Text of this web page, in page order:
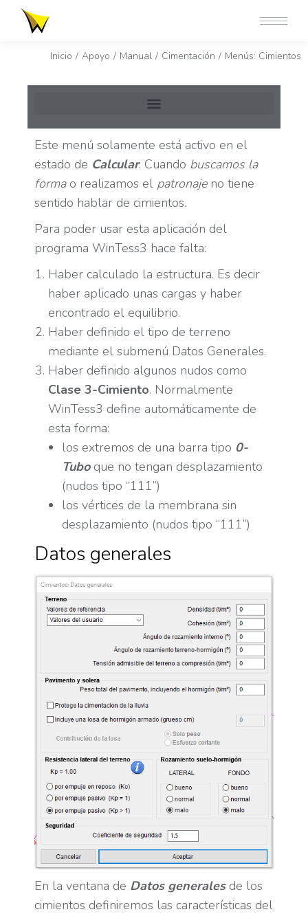
Estás aquí:
Inicio Apoyo Manual Cimentación Menús: Cimientos
Este menú solamente está activo en el
estado de Calcular. Cuando buscamos la
formao realizamos el patronajeno tiene
sentido hablar de cimientos.
Para poder usar esta aplicación del
programa WinTess3 hace falta:
Haber calculado la estructura. Es decir
haber aplicado unas cargas y haber
encontrado el equilibrio.
Haber definido el tipo de terreno
mediante el submenú Datos Generales.
Haber definido algunos nudos como
Clase 3-Cimiento. Normalmente
WinTess3 define automáticamente de
esta forma:
los extremos de una barra tipo 0-
Tuboque no tengan desplazamiento
(nudos tipo “111”)
los vértices de la membrana sin
desplazamiento (nudos tipo “111”)
Datos generales
En la ventana de Datos generalesde los
cimientos definiremos las características del